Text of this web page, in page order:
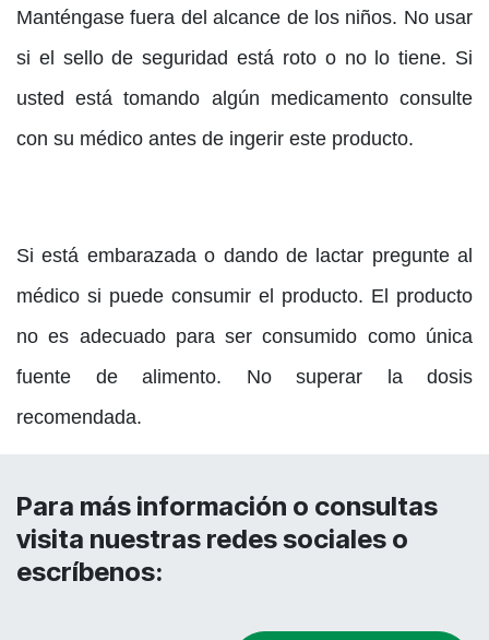
Manténgase fuera del alcance de los niños. No usar
si el sello de seguridad está roto o no lo tiene. Si
usted está tomando algún medicamento consulte
con su médico antes de ingerir este producto.
Si está embarazada o dando de lactar pregunte al
médico si puede consumir el producto. El producto
no es adecuado para ser consumido como única
fuente de alimento. No superar la dosis
recomendada.
Para más información o consultas
visita nuestras redes sociales o
escríbenos: